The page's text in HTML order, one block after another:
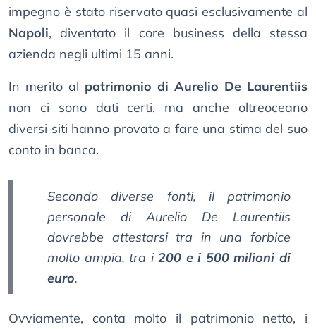
impegno è stato riservato quasi esclusivamente al
Napoli, diventato il core business della stessa
azienda negli ultimi 15 anni.
In merito al patrimonio di Aurelio De Laurentiis
non ci sono dati certi, ma anche oltreoceano
diversi siti hanno provato a fare una stima del suo
conto in banca.
Secondo diverse fonti, il patrimonio
personale di Aurelio De Laurentiis
dovrebbe attestarsi tra in una forbice
molto ampia, tra i200 e i 500 milioni di
euro.
Ovviamente, conta molto il patrimonio netto, i